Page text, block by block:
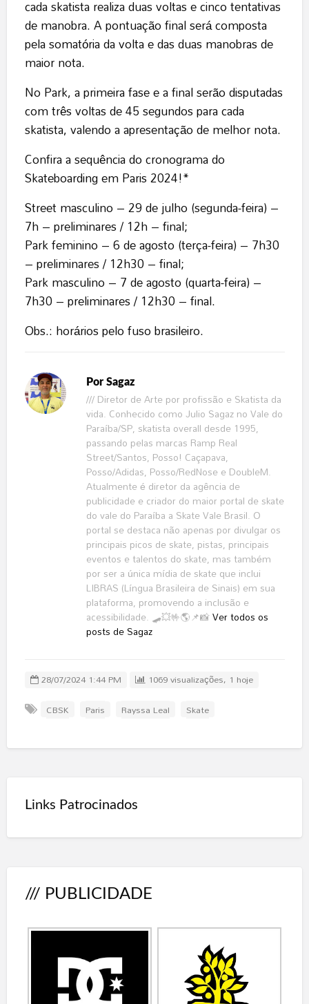
cada skatista realiza duas voltas e cinco tentativas
de manobra. A pontuação final será composta
pela somatória da volta e das duas manobras de
maior nota.
No Park, a primeira fase e a final serão disputadas
com três voltas de 45 segundos para cada
skatista, valendo a apresentação de melhor nota.
Confira a sequência do cronograma do
Skateboarding em Paris 2024!*
Street masculino – 29 de julho (segunda-feira) –
7h – preliminares / 12h – final;
Park feminino – 6 de agosto (terça-feira) – 7h30
– preliminares / 12h30 – final;
Park masculino – 7 de agosto (quarta-feira) –
7h30 – preliminares / 12h30 – final.
Obs.: horários pelo fuso brasileiro.
Por Sagaz
/// Diretor de Arte por profissão e Skatista da
vida. Conhecido como Julio Sagaz no Vale do
Paraíba/SP, skatista overall desde 1995,
passando pelas marcas Ramp Real
Street/Santos, Posso! Caçapava,
Posso/Adidas, Posso/RedNose e DoubleM.
Atualmente é diretor da agência de
publicidade e criador do maior portal de skate
do vale do Paraíba a Skate Vale Brasil. O
portal se destaca não apenas por divulgar os
principais picos de skate, pistas, principais
eventos e talentos do skate, mas também
por ser a única mídia de skate que inclui
LIBRAS (Língua Brasileira de Sinais) em sua
plataforma, promovendo a inclusão e
acessibilidade. 🛹💥🤟🌎📌📸Ver todos os
posts de Sagaz
28/07/2024 1:44 PM
1069 visualizações, 1 hoje
CBSK
Paris Rayssa Leal Skate
Links Patrocinados
/// PUBLICIDADE